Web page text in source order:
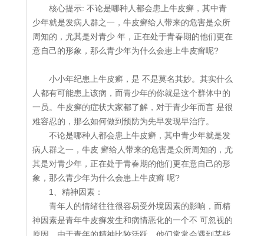
核心提示: 不论是哪种人都会患上牛皮癣，其中青
少年就是发病人群之一，牛皮癣给人带来的危害是众所
周知的，尤其是对青少 年，正在处于青春期的他们更在
意自己的形象，那么青少年为什么会患上牛皮癣呢?
小小年纪患上牛皮癣，是 不是莫名其妙。其实什么
人都有可能患上该病，而青少年的你就是这个群体中的
一员。牛皮癣的症状大家都了解，对于青少年而言 是很
难容忍的，那么如何做到预防为先早发现早治疗。
不论是哪种人都会患上牛皮癣，其中青少年就是发
病人群之一，牛皮 癣给人带来的危害是众所周知的，尤
其是对青少年，正在处于青春期的他们更在意自己的形
象，那么青少年为什么会患上牛皮癣 呢?
1、精神因素：
青年人的情绪往往很容易受外境因素的影响，而精
神因素是青年牛皮癣发生和病情恶化的一个不 可忽视的